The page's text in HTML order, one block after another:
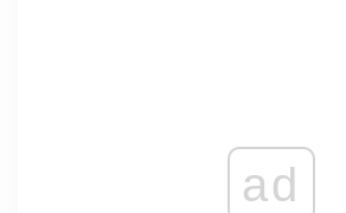
ad